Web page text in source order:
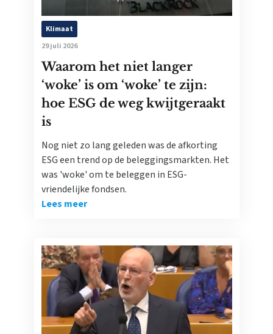
Klimaat
29 juli 2026
Waarom het niet langer
‘woke’ is om ‘woke’ te zijn:
hoe ESG de weg kwijtgeraakt
is
Nog niet zo lang geleden was de afkorting
ESG een trend op de beleggingsmarkten. Het
was 'woke' om te beleggen in ESG-
vriendelijke fondsen.
Lees meer